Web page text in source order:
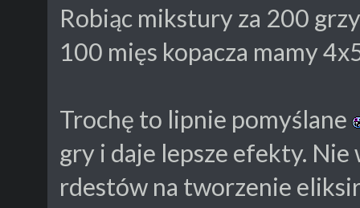
Robiąc mikstury za 200
100 mięs kopacza mamy
Trochę to lipnie pomyślane
gry i daje lepsze efekty. Nie
rdestów na tworzenie